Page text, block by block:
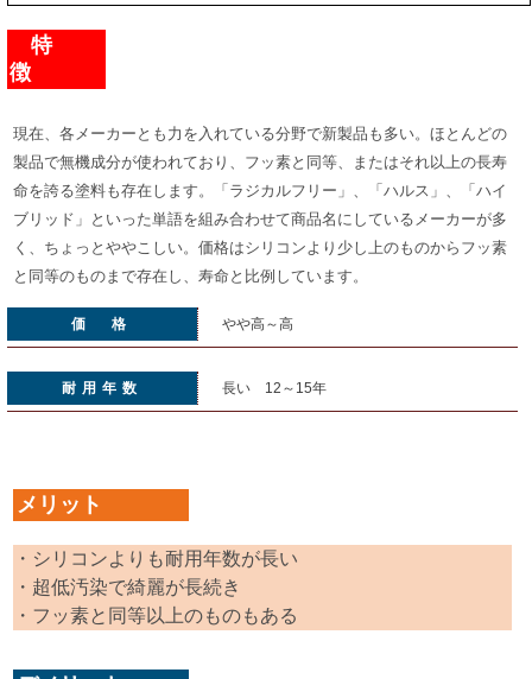
特
徴
現在、各メーカーとも力を入れている分野で新製品も多い。ほとんどの
製品で無機成分が使われており、フッ素と同等、またはそれ以上の長寿
命を誇る塗料も存在します。「ラジカルフリー」、「ハルス」、「ハイ
ブリッド」といった単語を組み合わせて商品名にしているメーカーが多
く、ちょっとややこしい。価格はシリコンより少し上のものからフッ素
と同等のものまで存在し、寿命と比例しています。
価 格 やや高～高
耐用年数 長い 12～15年
メリット
・シリコンよりも耐用年数が長い
・超低汚染で綺麗が長続き
・フッ素と同等以上のものもある